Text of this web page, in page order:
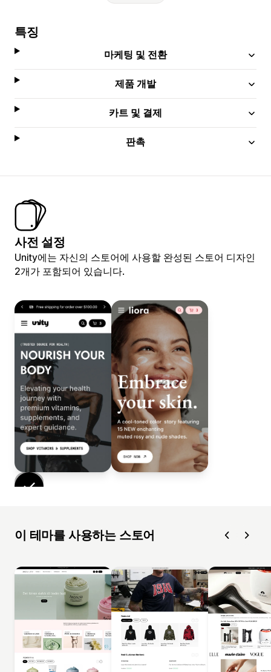
특징
마케팅 및 전환
제품 개발
카트 및 결제
판촉
사전 설정
Unity에는 자신의 스토어에 사용할 완성된 스토어 디자인
2개가 포함되어 있습니다.
이 테마를 사용하는 스토어